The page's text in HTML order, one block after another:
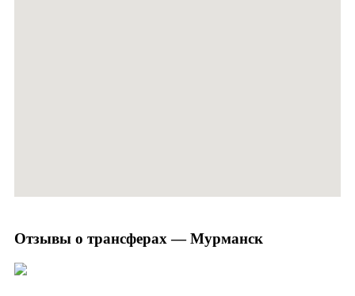
Отзывы о трансферах — Мурманск